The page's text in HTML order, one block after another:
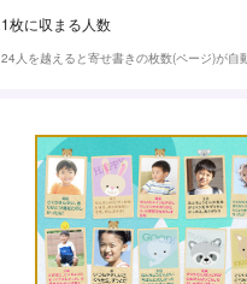
1枚に収まる人数
24人を越えると寄せ書きの枚数(ページ)が自